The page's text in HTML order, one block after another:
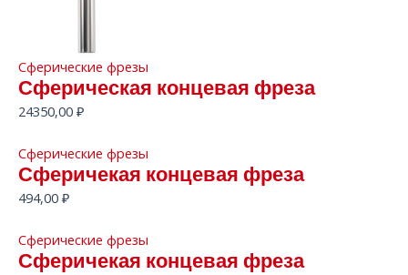
Сферические фрезы
Сферическая концевая фреза
24350,00 ₽
Сферические фрезы
Сферичекая концевая фреза
494,00 ₽
Сферические фрезы
Сферичекая концевая фреза